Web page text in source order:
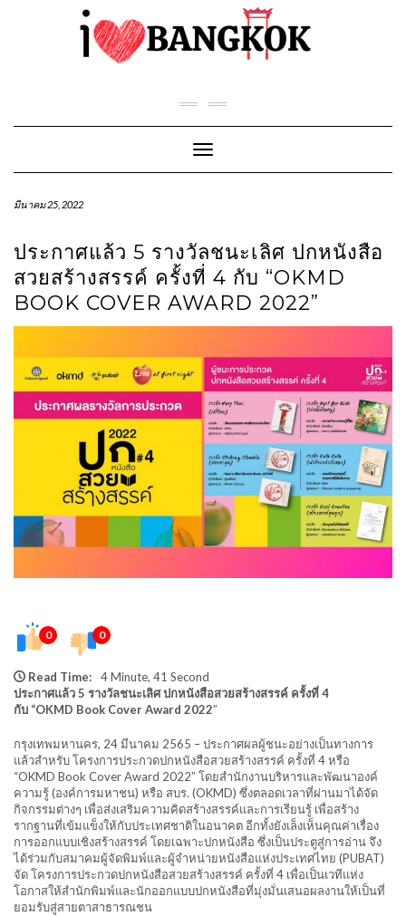
Toggle Navigation
มีนาคม 25, 2022
ประกาศแล้ว 5 รางวัลชนะเลิศ ปกหนังสือ
สวยสร้างสรรค์ ครั้งที่ 4 กับ “OKMD
BOOK COVER AWARD 2022”
0 0
Read Time:
4 Minute, 41 Second
ประกาศแล้ว 5 รางวัลชนะเลิศ ปกหนังสือสวยสร้างสรรค์ ครั้งที่ 4
กับ “OKMD Book Cover Award 2022”
กรุงเทพมหานคร, 24 มีนาคม 2565 – ประกาศผลผู้ชนะอย่างเป็นทางการ
แล้วสำหรับ โครงการประกวดปกหนังสือสวยสร้างสรรค์ ครั้งที่ 4 หรือ
“OKMD Book Cover Award 2022” โดยสำนักงานบริหารและพัฒนาองค์
ความรู้ (องค์การมหาชน) หรือ สบร. (OKMD) ซึ่งตลอดเวลาที่ผ่านมาได้จัด
กิจกรรมต่างๆ เพื่อส่งเสริมความคิดสร้างสรรค์และการเรียนรู้ เพื่อสร้าง
รากฐานที่เข้มแข็งให้กับประเทศชาติในอนาคต อีกทั้งยังเล็งเห็นคุณค่าเรื่อง
การออกแบบเชิงสร้างสรรค์ โดยเฉพาะปกหนังสือ ซึ่งเป็นประตูสู่การอ่าน จึง
ได้ร่วมกับสมาคมผู้จัดพิมพ์และผู้จำหน่ายหนังสือแห่งประเทศไทย (PUBAT)
จัด โครงการประกวดปกหนังสือสวยสร้างสรรค์ ครั้งที่ 4 เพื่อเป็นเวทีแห่ง
โอกาสให้สำนักพิมพ์และนักออกแบบปกหนังสือที่มุ่งมั่นเสนอผลงานให้เป็นที่
ยอมรับสู่สายตาสาธารณชน